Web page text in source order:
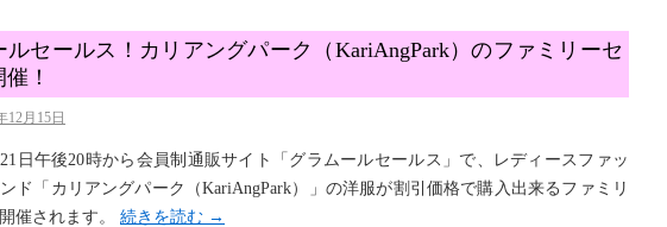
ルセールス！カリアングパーク（KariAngPark）のファミリーセ
！
12月15日
21日午後20時から会員制通販サイト「グラムールセールス」で、レディースファッ
ド「カリアングパーク（KariAngPark）」の洋服が割引価格で購入出来るファミリ
催されます。 続きを読む →